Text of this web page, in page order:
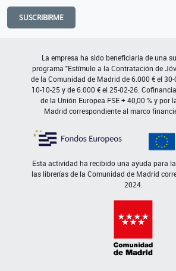
SUSCRIBIRME
La empresa ha sido beneficiaria de una
programa "Estímulo a la Contratación de
de la Comunidad de Madrid de 6.000 € el 30-
10-10-25 y de 6.000 € el 25-02-26.
de la Unión Europea FSE + 40,00 % y por
Madrid correspondiente al marco
Esta actividad ha recibido una ayuda para
las librerías de la Comunidad de Madrid
2024.